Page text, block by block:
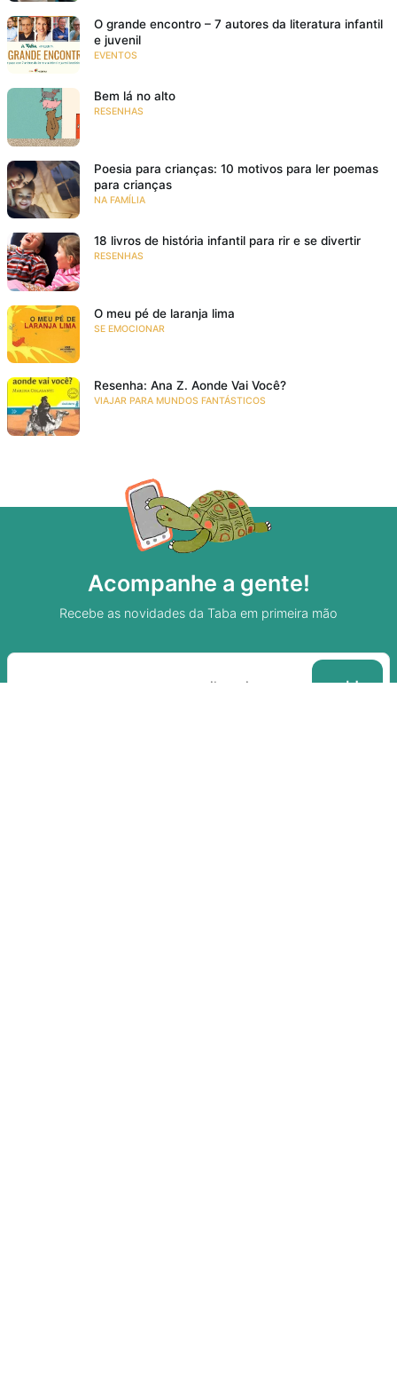
O grande encontro – 7 autores da literatura infantil
e juvenil
EVENTOS
Bem lá no alto
RESENHAS
Poesia para crianças: 10 motivos para ler poemas
para crianças
NA FAMÍLIA
18 livros de história infantil para rir e se divertir
RESENHAS
O meu pé de laranja lima
SE EMOCIONAR
Resenha: Ana Z. Aonde Vai Você?
VIAJAR PARA MUNDOS FANTÁSTICOS
Acompanhe a gente!
Recebe as novidades da Taba em primeira mão